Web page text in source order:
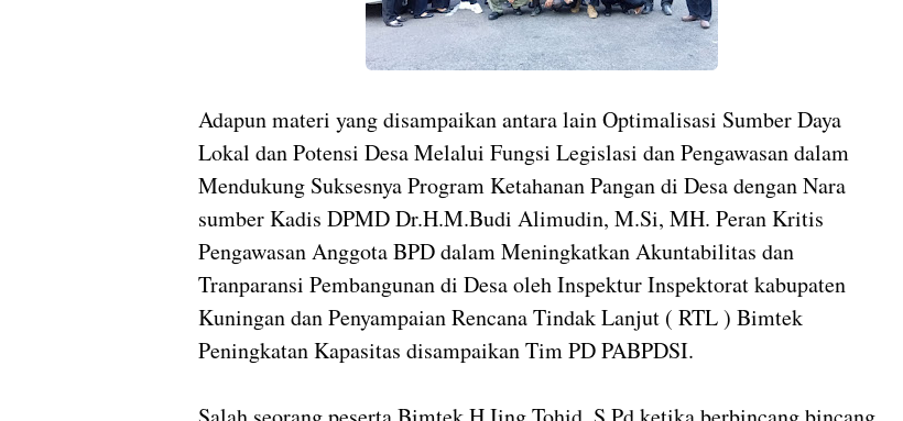
Adapun materi yang disampaikan antara lain Optimalisasi Sumber Daya
Lokal dan Potensi Desa Melalui Fungsi Legislasi dan Pengawasan dalam
Mendukung Suksesnya Program Ketahanan Pangan di Desa dengan Nara
sumber Kadis DPMD Dr.H.M.Budi Alimudin, M.Si, MH. Peran Kritis
Pengawasan Anggota BPD dalam Meningkatkan Akuntabilitas dan
Tranparansi Pembangunan di Desa oleh Inspektur Inspektorat kabupaten
Kuningan dan Penyampaian Rencana Tindak Lanjut ( RTL ) Bimtek
Peningkatan Kapasitas disampaikan Tim PD PABPDSI.